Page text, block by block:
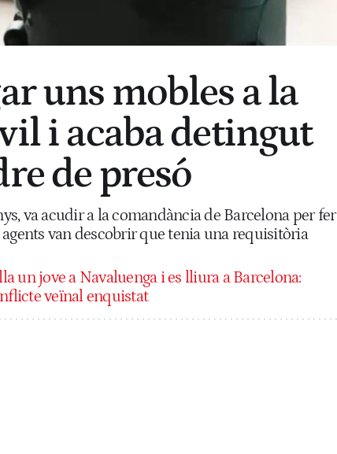
uns mobles a la
i acaba detingut
de presó
va acudir a la comandància de Barcelona per fer
van descobrir que tenia una requisitòria
un jove a Navaluenga i es lliura a Barcelona:
veïnal enquistat